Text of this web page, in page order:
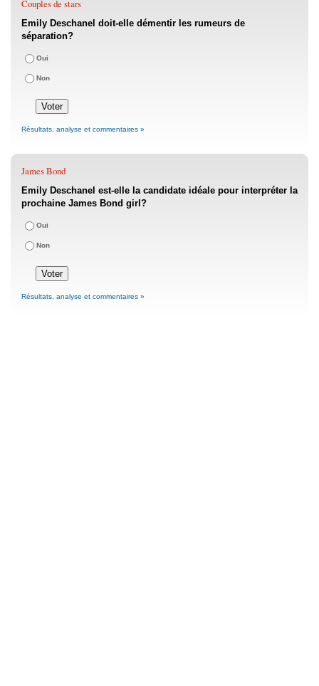
Couples de stars
Emily Deschanel doit-elle démentir les rumeurs de
séparation?
Oui
Non
Résultats, analyse et commentaires »
James Bond
Emily Deschanel est-elle la candidate idéale pour interpréter la
prochaine James Bond girl?
Oui
Non
Résultats, analyse et commentaires »